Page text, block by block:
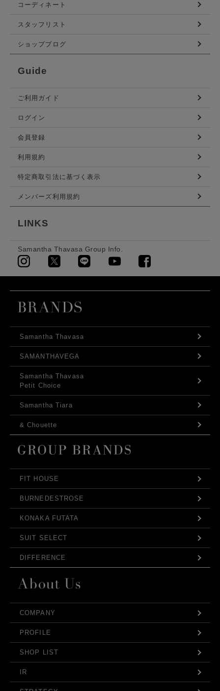
コーディネート
スタッフリスト
ショップブログ
Guide
ご利用ガイド
ログイン
会員登録
利用規約
特定商取引法に基づく表示
メンバーズ利用規約
LINKS
Samantha Thavasa Group Info.
Samantha Thavasa
SAMANTHAVEGA
Samantha Thavasa
Petit Choice
Samantha Tiara
& Chouette
FIT HOUSE
BURNEDESTROSE
KONAKA FUTATA
SUIT SELECT
DIFFERENCE
COMPANY
PROFILE
SHOP LIST
IR